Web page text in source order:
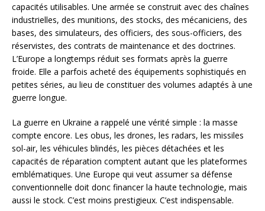
capacités utilisables. Une armée se construit avec des chaînes
industrielles, des munitions, des stocks, des mécaniciens, des
bases, des simulateurs, des officiers, des sous-officiers, des
réservistes, des contrats de maintenance et des doctrines.
L’Europe a longtemps réduit ses formats après la guerre
froide. Elle a parfois acheté des équipements sophistiqués en
petites séries, au lieu de constituer des volumes adaptés à une
guerre longue.
La guerre en Ukraine a rappelé une vérité simple : la masse
compte encore. Les obus, les drones, les radars, les missiles
sol-air, les véhicules blindés, les pièces détachées et les
capacités de réparation comptent autant que les plateformes
emblématiques. Une Europe qui veut assumer sa défense
conventionnelle doit donc financer la haute technologie, mais
aussi le stock. C’est moins prestigieux. C’est indispensable.